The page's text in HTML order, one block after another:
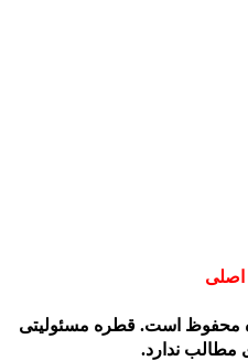
است. قطره مسئولیتی
ندارد.